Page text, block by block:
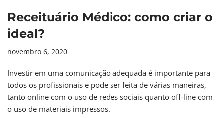
Receituário Médico: como criar o
ideal?
novembro 6, 2020
Investir em uma comunicação adequada é importante para
todos os profissionais e pode ser feita de várias maneiras,
tanto online com o uso de redes sociais quanto off-line com
o uso de materiais impressos.